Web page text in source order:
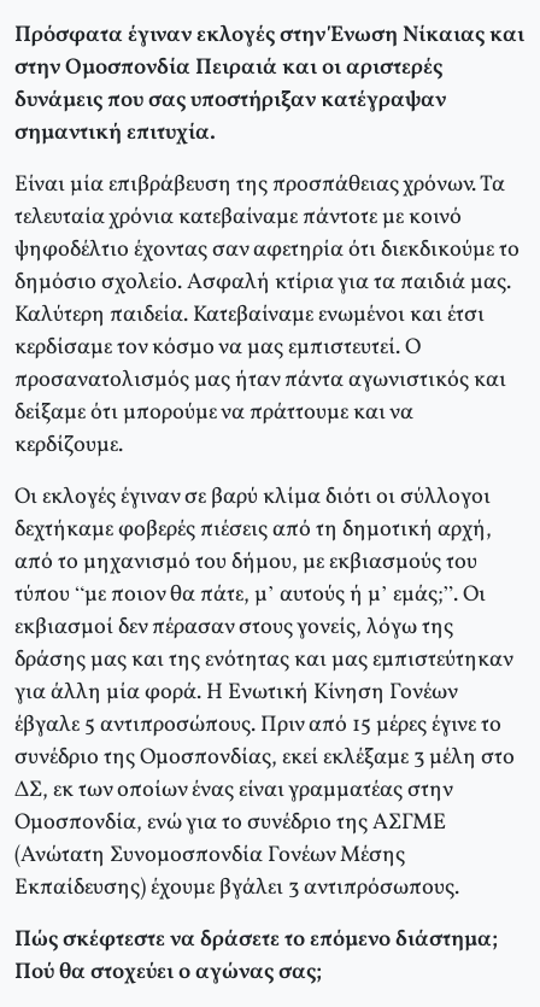
Πρόσφατα έγιναν εκλογές στην Ένωση Νίκαιας και
στην Ομοσπονδία Πειραιά και οι αριστερές
δυνάμεις που σας υποστήριξαν κατέγραψαν
σημαντική επιτυχία.
Είναι μία επιβράβευση της προσπάθειας χρόνων. Τα
τελευταία χρόνια κατεβαίναμε πάντοτε με κοινό
ψηφοδέλτιο έχοντας σαν αφετηρία ότι διεκδικούμε το
δημόσιο σχολείο. Ασφαλή κτίρια για τα παιδιά μας.
Καλύτερη παιδεία. Κατεβαίναμε ενωμένοι και έτσι
κερδίσαμε τον κόσμο να μας εμπιστευτεί. Ο
προσανατολισμός μας ήταν πάντα αγωνιστικός και
δείξαμε ότι μπορούμε να πράττουμε και να
κερδίζουμε.
Οι εκλογές έγιναν σε βαρύ κλίμα διότι οι σύλλογοι
δεχτήκαμε φοβερές πιέσεις από τη δημοτική αρχή,
από το μηχανισμό του δήμου, με εκβιασμούς του
τύπου “με ποιον θα πάτε, μ’ αυτούς ή μ’ εμάς;”. Οι
εκβιασμοί δεν πέρασαν στους γονείς, λόγω της
δράσης μας και της ενότητας και μας εμπιστεύτηκαν
για άλλη μία φορά. Η Ενωτική Κίνηση Γονέων
έβγαλε 5 αντιπροσώπους. Πριν από 15 μέρες έγινε το
συνέδριο της Ομοσπονδίας, εκεί εκλέξαμε 3 μέλη στο
ΔΣ, εκ των οποίων ένας είναι γραμματέας στην
Ομοσπονδία, ενώ για το συνέδριο της ΑΣΓΜΕ
(Ανώτατη Συνομοσπονδία Γονέων Μέσης
Εκπαίδευσης) έχουμε βγάλει 3 αντιπρόσωπους.
Πώς σκέφτεστε να δράσετε το επόμενο διάστημα;
Πού θα στοχεύει ο αγώνας σας;